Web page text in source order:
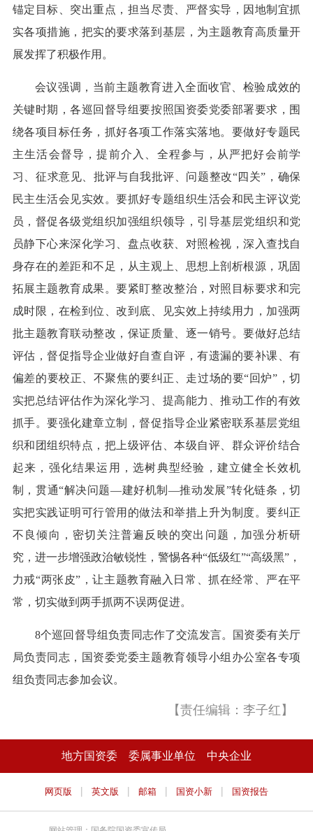
锚定目标、突出重点，担当尽责、严督实导，因地制宜抓
实各项措施，把实的要求落到基层，为主题教育高质量开
展发挥了积极作用。
会议强调，当前主题教育进入全面收官、检验成效的
关键时期，各巡回督导组要按照国资委党委部署要求，围
绕各项目标任务，抓好各项工作落实落地。要做好专题民
主生活会督导，提前介入、全程参与，从严把好会前学
习、征求意见、批评与自我批评、问题整改“四关”，确保
民主生活会见实效。要抓好专题组织生活会和民主评议党
员，督促各级党组织加强组织领导，引导基层党组织和党
员静下心来深化学习、盘点收获、对照检视，深入查找自
身存在的差距和不足，从主观上、思想上剖析根源，巩固
拓展主题教育成果。要紧盯整改整治，对照目标要求和完
成时限，在检到位、改到底、见实效上持续用力，加强两
批主题教育联动整改，保证质量、逐一销号。要做好总结
评估，督促指导企业做好自查自评，有遗漏的要补课、有
偏差的要校正、不聚焦的要纠正、走过场的要“回炉”，切
实把总结评估作为深化学习、提高能力、推动工作的有效
抓手。要强化建章立制，督促指导企业紧密联系基层党组
织和团组织特点，把上级评估、本级自评、群众评价结合
起来，强化结果运用，选树典型经验，建立健全长效机
制，贯通“解决问题—建好机制—推动发展”转化链条，切
实把实践证明可行管用的做法和举措上升为制度。要纠正
不良倾向，密切关注普遍反映的突出问题，加强分析研
究，进一步增强政治敏锐性，警惕各种“低级红”“高级黑”，
力戒“两张皮”，让主题教育融入日常、抓在经常、严在平
常，切实做到两手抓两不误两促进。
8个巡回督导组负责同志作了交流发言。国资委有关厅
局负责同志，国资委党委主题教育领导小组办公室各专项
组负责同志参加会议。
【责任编辑：李子红】
地方国资委 委属事业单位 中央企业
网页版 | 英文版 | 邮箱 | 国资小新 | 国资报告